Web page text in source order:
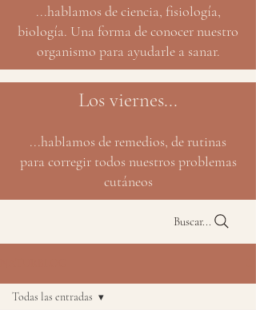
...hablamos de ciencia, fisiología,
biología. Una forma de conocer nuestro
organismo para ayudarle a sanar.
Los viernes...
...hablamos de remedios, de rutinas
para corregir todos nuestros problemas
cutáneos
Buscar...
Todas las entradas